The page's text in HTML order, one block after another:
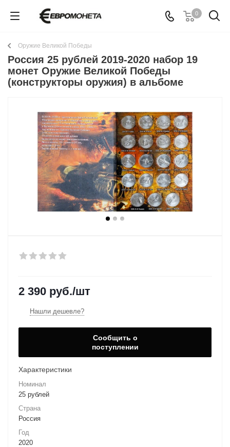
0
Оружие Великой Победы
Россия 25 рублей 2019-2020 набор 19
монет Оружие Великой Победы
(конструкторы оружия) в альбоме
2 390 руб./шт
Нашли дешевле?
Сообщить о
поступлении
Характеристики
Номинал
25 рублей
Страна
Россия
Год
2020